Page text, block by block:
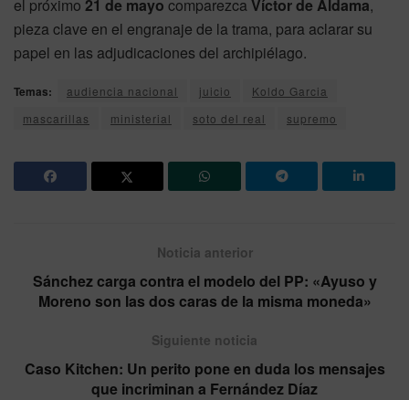
el próximo 21 de mayo comparezcaVíctor de Aldama,
pieza clave en el engranaje de la trama, para aclarar su
papel en las adjudicaciones del archipiélago.
Temas: audiencia nacional juicio
Koldo Garcia
mascarillas
ministerial soto del real supremo
Noticia anterior
Sánchez carga contra el modelo del PP: «Ayuso y
Moreno son las dos caras de la misma moneda»
Siguiente noticia
Caso Kitchen: Un perito pone en duda los mensajes
que incriminan a Fernández Díaz